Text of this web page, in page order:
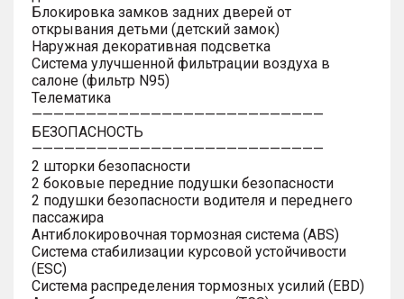
Блокировка замков задних дверей от
открывания детьми (детский замок)
Наружная декоративная подсветка
Система улучшенной фильтрации воздуха в
салоне (фильтр N95)
Телематика
———————————————————————————
БЕЗОПАСНОСТЬ
———————————————————————————
2 шторки безопасности
2 боковые передние подушки безопасности
2 подушки безопасности водителя и переднего
пассажира
Антиблокировочная тормозная система (ABS)
Система стабилизации курсовой устойчивости
(ESC)
Система распределения тормозных усилий (EBD)